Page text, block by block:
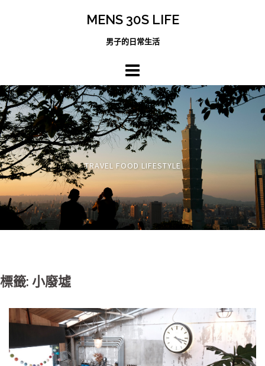
MENS 30S LIFE
男子的日常生活
TRAVEL FOOD LIFESTYLE
標籤: 小廢墟